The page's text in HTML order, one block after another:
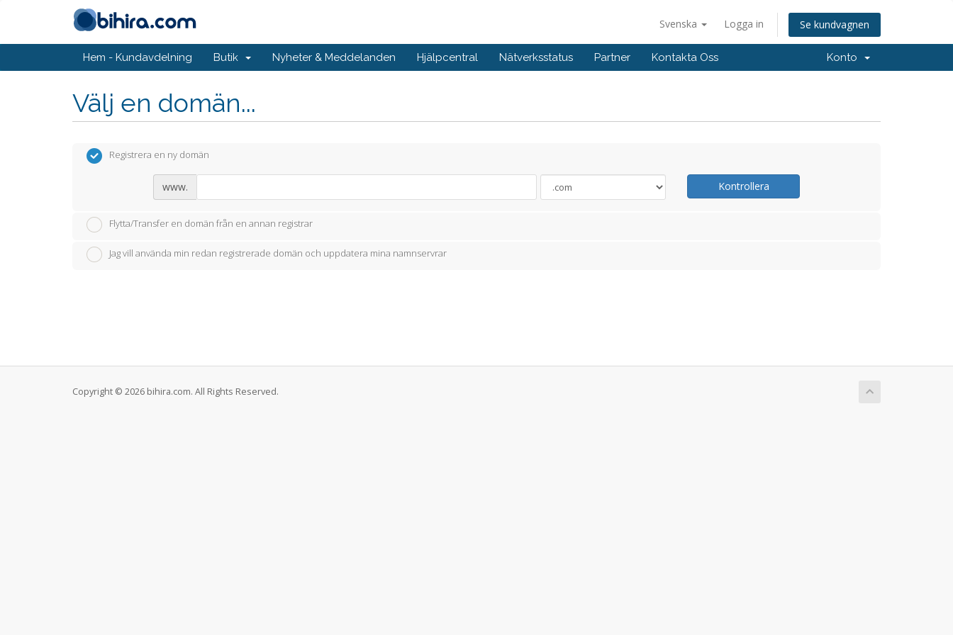
Svenska Logga in Se kundvagnen
Hem - Kundavdelning Butik Nyheter & Meddelanden Hjälpcentral Nätverksstatus Partner Kontakta Oss Konto
Välj en domän...
Registrera en ny domän
www. Kontrollera
Flytta/Transfer en domän från en annan registrar
Jag vill använda min redan registrerade domän och uppdatera mina namnservrar
Copyright © 2026 bihira.com. All Rights Reserved.